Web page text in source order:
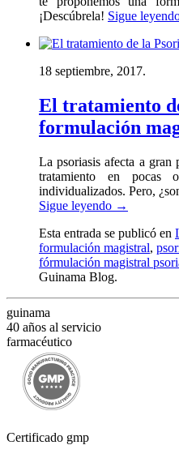
¡Descúbrela! Sigue
18 septiembre, 2017.
El tratamiento
formulación
La psoriasis afecta a gran
tratamiento en pocas
individualizados. Pero,
Sigue leyendo →
Esta entrada se publicó en
formulación magistral,
fórmulación magistral
Guinama Blog.
guinama
40 años al servicio
farmacéutico
Certificado gmp